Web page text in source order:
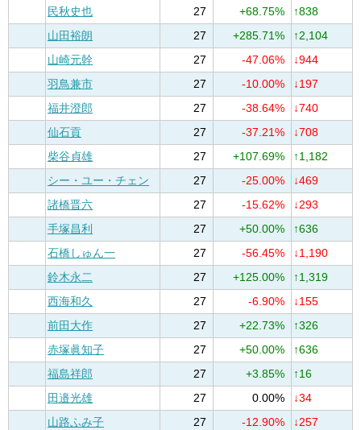
民秋史也
27 +68.75%
↑838
山田裕朗
27 +285.71%
↑2,104
山崎元幹
27 -47.06%
↓944
羽鳥兼市
27 -10.00%
↓197
福井澄郎
27 -38.64%
↓740
仙石貢
27 -37.21%
↓708
柴谷貞雄
27 +107.69%
↑1,182
シー・ユー・チェン
27 -25.00%
↓469
諸橋晋六
27 -15.62%
↓293
手塚昌利
27 +50.00%
↑636
石橋しゅん一
27 -56.45%
↓1,190
鈴木永二
27 +125.00%
↑1,319
西海和久
27 -6.90%
↓155
前田大作
27 +22.73%
↑326
赤塚眞知子
27 +50.00%
↑636
福島祥郎
27 +3.85%
↑16
田邉光雄
27 0.00%
↓34
山路ふみ子
27 -12.90% ↓257